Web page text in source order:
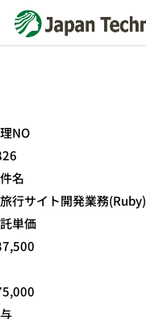
NO
名
行サイト開発業務(Ruby)
単価